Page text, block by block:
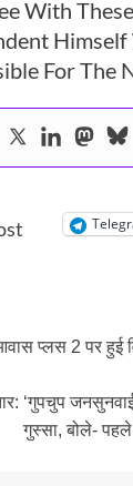
With
Himself
For The
प्लस 2 पर हुई
‘गुपचुप
गुस्सा, बोले-